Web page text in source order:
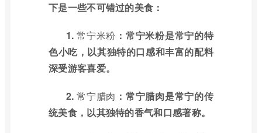
下是一些不可错过的美食：
1.常宁米粉 ：常宁米粉是常宁的特
色小吃，以其独特的口感和丰富的配料
深受游客喜爱。
2.常宁腊肉 ：常宁腊肉是常宁的传
统美食，以其独特的香气和口感著称。